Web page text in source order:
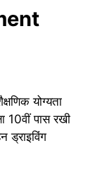
योग्यता
10वीं पास रखी
ड्राइविंग